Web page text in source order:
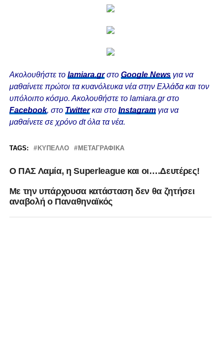
Ακολουθήστε το lamiara.grστο Google Newsγια να
μαθαίνετε πρώτοι τα κυανόλευκα νέα στην Ελλάδα και τον
υπόλοιπο κόσμο. Ακολουθήστε το lamiara.gr στο
Facebook, στο Twitterκαι στο Instagram για να
μαθαίνετε σε χρόνο dt όλα τα νέα.
TAGS: ΚΎΠΕΛΛΟ ΜΕΤΑΓΡΑΦΙΚΆ
Ο ΠΑΣ Λαμία, η Superleague και οι….Δευτέρες!
Με την υπάρχουσα κατάσταση δεν θα ζητήσει
αναβολή ο Παναθηναϊκός